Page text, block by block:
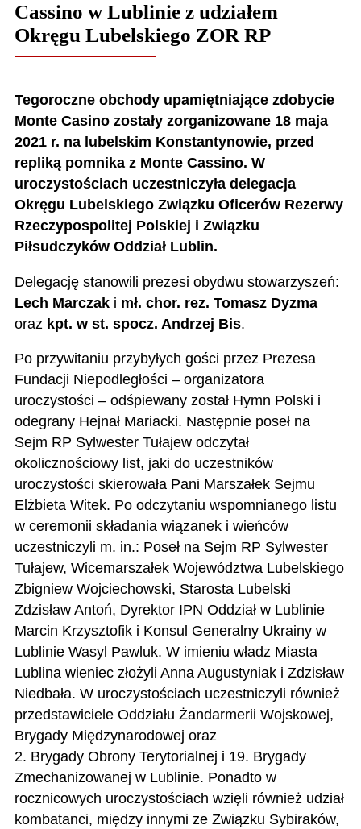
Cassino w Lublinie z udziałem
Okręgu Lubelskiego ZOR RP
Tegoroczne obchody upamiętniające zdobycie
Monte Casino zostały zorganizowane 18 maja
2021 r. na lubelskim Konstantynowie, przed
repliką pomnika z Monte Cassino. W
uroczystościach uczestniczyła delegacja
Okręgu Lubelskiego Związku Oficerów Rezerwy
Rzeczypospolitej Polskiej i Związku
Piłsudczyków Oddział Lublin.
Delegację stanowili prezesi obydwu stowarzyszeń:
Lech Marczaki mł. chor. rez. Tomasz Dyzma
oraz kpt. w st. spocz. Andrzej Bis.
Po przywitaniu przybyłych gości przez Prezesa
Fundacji Niepodległości – organizatora
uroczystości – odśpiewany został Hymn Polski i
odegrany Hejnał Mariacki. Następnie poseł na
Sejm RP Sylwester Tułajew odczytał
okolicznościowy list, jaki do uczestników
uroczystości skierowała Pani Marszałek Sejmu
Elżbieta Witek. Po odczytaniu wspomnianego listu
w ceremonii składania wiązanek i wieńców
uczestniczyli m. in.: Poseł na Sejm RP Sylwester
Tułajew, Wicemarszałek Województwa Lubelskiego
Zbigniew Wojciechowski, Starosta Lubelski
Zdzisław Antoń, Dyrektor IPN Oddział w Lublinie
Marcin Krzysztofik i Konsul Generalny Ukrainy w
Lublinie Wasyl Pawluk. W imieniu władz Miasta
Lublina wieniec złożyli Anna Augustyniak i Zdzisław
Niedbała. W uroczystościach uczestniczyli również
przedstawiciele Oddziału Żandarmerii Wojskowej,
Brygady Międzynarodowej oraz
2. Brygady Obrony Terytorialnej i 19. Brygady
Zmechanizowanej w Lublinie. Ponadto w
rocznicowych uroczystościach wzięli również udział
kombatanci, między innymi ze Związku Sybiraków,